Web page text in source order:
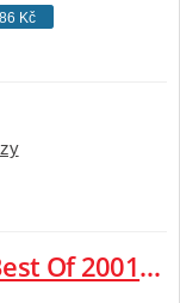
86 Kč
Hity & příběhy (Best Of 2001-2021)